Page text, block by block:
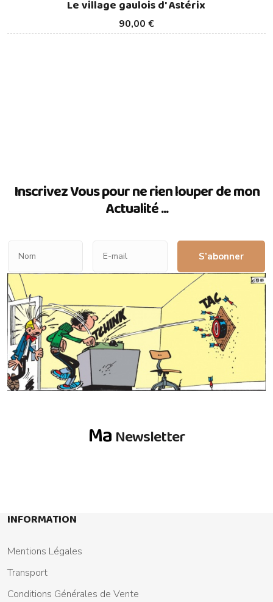
90,00 €
Le village gaulois d' Astérix
Inscrivez Vous pour ne rien louper de mon
Actualité ...
S’abonner
Ma Newsletter
INFORMATION
Mentions Légales
Transport
Conditions Générales de Vente